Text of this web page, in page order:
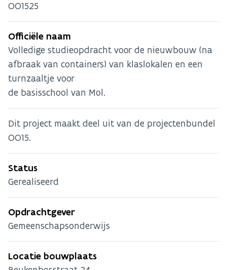
OO1525
Officiële naam
Volledige studieopdracht voor de nieuwbouw (na
afbraak van containers) van klaslokalen en een
turnzaaltje voor
de basisschool van Mol.
Dit project maakt deel uit van de projectenbundel
OO15.
Status
Gerealiseerd
Opdrachtgever
Gemeenschapsonderwijs
Locatie bouwplaats